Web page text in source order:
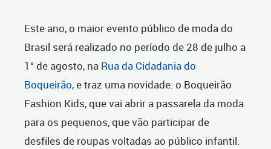
Este ano, o maior evento público de moda do
Brasil será realizado no período de 28 de julho a
1° de agosto, na Rua da Cidadania do
Boqueirão, e traz uma novidade: o Boqueirão
Fashion Kids, que vai abrir a passarela da moda
para os pequenos, que vão participar de
desfiles de roupas voltadas ao público infantil.